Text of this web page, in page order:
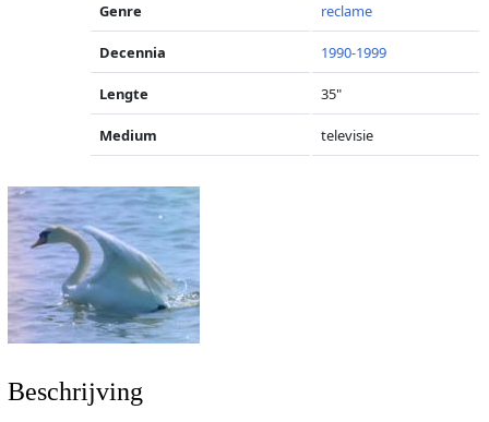
Genre reclame
Decennia 1990-1999
Lengte 35"
Medium televisie
Beschrijving